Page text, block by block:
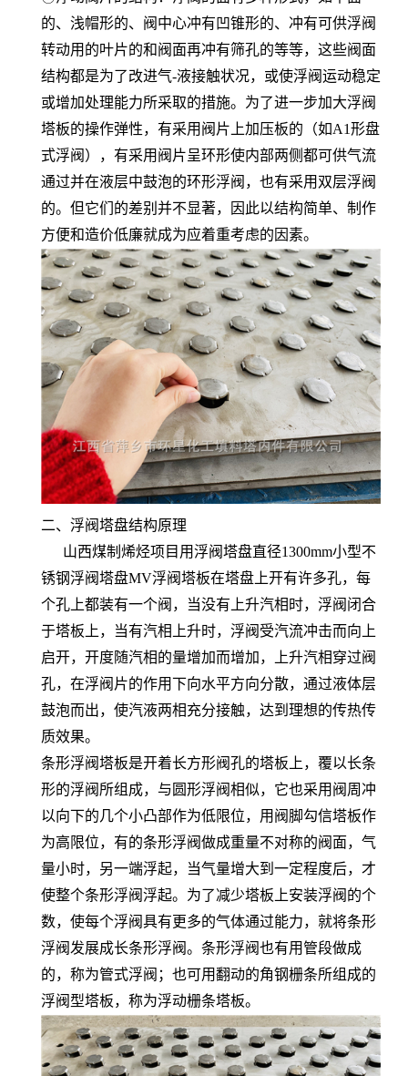
的、浅帽形的、阀中心冲有凹锥形的、冲有可供浮阀
转动用的叶片的和阀面再冲有筛孔的等等，这些阀面
结构都是为了改进气-液接触状况，或使浮阀运动稳定
或增加处理能力所采取的措施。为了进一步加大浮阀
塔板的操作弹性，有采用阀片上加压板的（如A1形盘
式浮阀），有采用阀片呈环形使内部两侧都可供气流
通过并在液层中鼓泡的环形浮阀，也有采用双层浮阀
的。但它们的差别并不显著，因此以结构简单、制作
方便和造价低廉就成为应着重考虑的因素。
二、浮阀塔盘结构原理
山西煤制烯烃项目用浮阀塔盘直径1300mm小型不
锈钢浮阀塔盘MV浮阀塔板在塔盘上开有许多孔，每
个孔上都装有一个阀，当没有上升汽相时，浮阀闭合
于塔板上，当有汽相上升时，浮阀受汽流冲击而向上
启开，开度随汽相的量增加而增加，上升汽相穿过阀
孔，在浮阀片的作用下向水平方向分散，通过液体层
鼓泡而出，使汽液两相充分接触，达到理想的传热传
质效果。
条形浮阀塔板是开着长方形阀孔的塔板上，覆以长条
形的浮阀所组成，与圆形浮阀相似，它也采用阀周冲
以向下的几个小凸部作为低限位，用阀脚勾信塔板作
为高限位，有的条形浮阀做成重量不对称的阀面，气
量小时，另一端浮起，当气量增大到一定程度后，才
使整个条形浮阀浮起。为了减少塔板上安装浮阀的个
数，使每个浮阀具有更多的气体通过能力，就将条形
浮阀发展成长条形浮阀。条形浮阀也有用管段做成
的，称为管式浮阀；也可用翻动的角钢栅条所组成的
浮阀型塔板，称为浮动栅条塔板。